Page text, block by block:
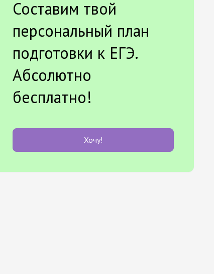
Составим твой
персональный план
подготовки к ЕГЭ.
Абсолютно
бесплатно!
Хочу!